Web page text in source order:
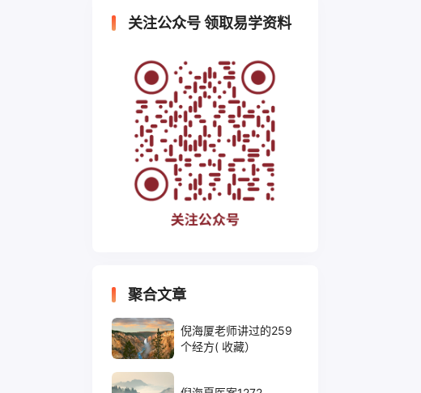
关注公众号 领取易学资料
聚合文章
倪海厦老师讲过的259
个经方( 收藏）